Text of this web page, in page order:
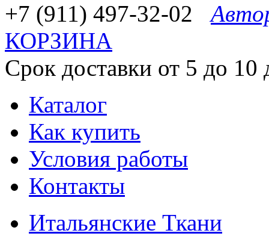
+7 (911) 497-32-02
КОРЗИНА
Срок доставки от 5 до 10
Каталог
Как купить
Условия работы
Контакты
Итальянские Ткани